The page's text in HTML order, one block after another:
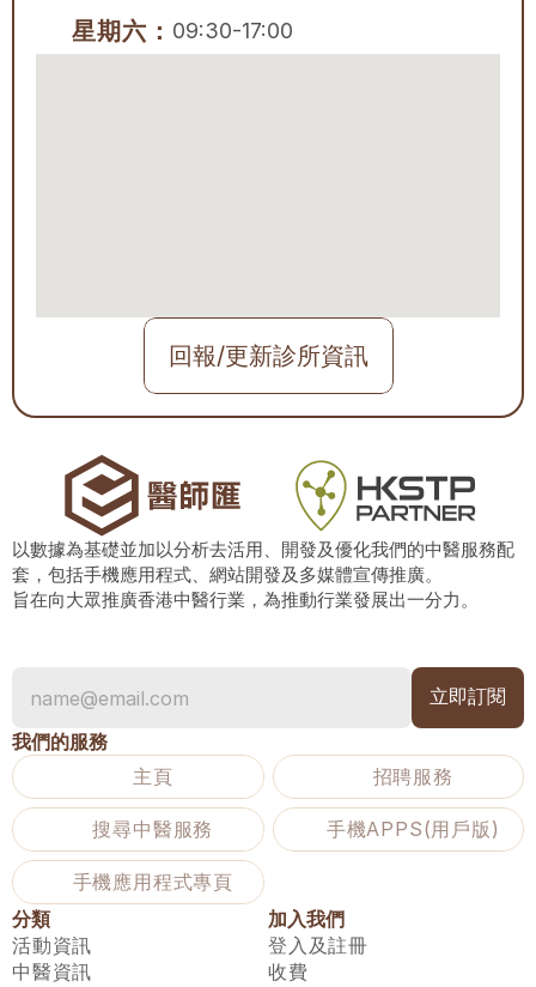
星期六： 09:30-17:00
回報/更新診所資訊
以數據為基礎並加以分析去活用、開發及優化我們的中醫服務配
套，包括手機應用程式、網站開發及多媒體宣傳推廣。
旨在向大眾推廣香港中醫行業，為推動行業發展出一分力。
我們的服務
主頁
招聘服務
搜尋中醫服務 手機APPS(用戶版)
手機應用程式專頁
分類
活動資訊
中醫資訊
加入我們
登入及註冊
收費